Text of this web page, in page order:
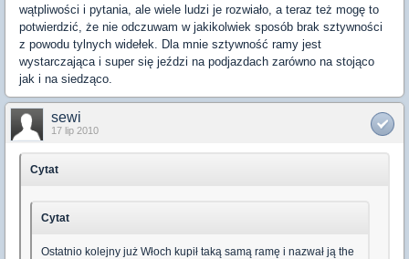
wątpliwości i pytania, ale wiele ludzi je rozwiało, a teraz też mogę to
potwierdzić, że nie odczuwam w jakikolwiek sposób brak sztywności
z powodu tylnych widełek. Dla mnie sztywność ramy jest
wystarczająca i super się jeździ na podjazdach zarówno na stojąco
jak i na siedząco.
sewi
17 lip 2010
Cytat
Cytat
Ostatnio kolejny już Włoch kupił taką samą ramę i nazwał ją the